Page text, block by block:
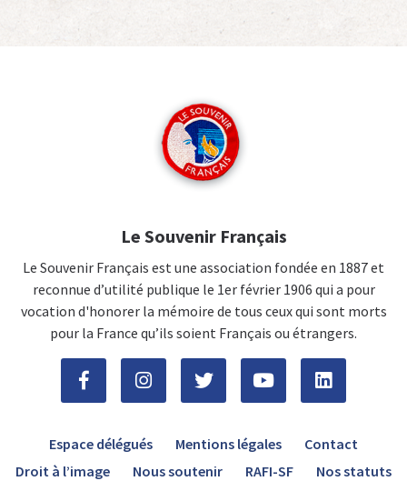
Le Souvenir Français
Le Souvenir Français est une association fondée en 1887 et
reconnue d’utilité publique le 1er février 1906 qui a pour
vocation d'honorer la mémoire de tous ceux qui sont morts
pour la France qu’ils soient Français ou étrangers.
Espace délégués Mentions légales
Contact
Droit à l’image
Nous soutenir RAFI-SF Nos statuts